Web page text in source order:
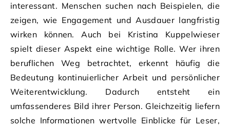
interessant. Menschen suchen nach Beispielen, die
zeigen, wie Engagement und Ausdauer langfristig
wirken können. Auch bei Kristina Kuppelwieser
spielt dieser Aspekt eine wichtige Rolle. Wer ihren
beruflichen Weg betrachtet, erkennt häufig die
Bedeutung kontinuierlicher Arbeit und persönlicher
Weiterentwicklung. Dadurch entsteht ein
umfassenderes Bild ihrer Person. Gleichzeitig liefern
solche Informationen wertvolle Einblicke für Leser,